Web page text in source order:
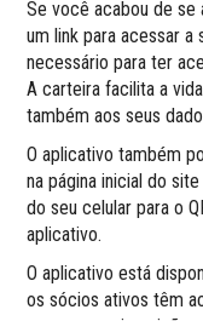
Se você acabou de se
um link para acessar a
necessário para ter
A carteira facilita a
também aos seus
O aplicativo também
na página inicial do
do seu celular para o
aplicativo.
O aplicativo está
os sócios ativos têm